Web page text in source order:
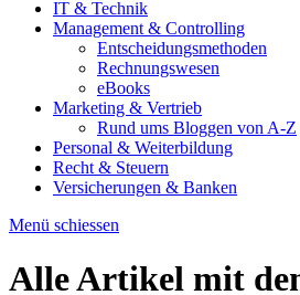
IT & Technik
Management & Controlling
Entscheidungsmethoden
Rechnungswesen
eBooks
Marketing & Vertrieb
Rund ums Bloggen von A-Z
Personal & Weiterbildung
Recht & Steuern
Versicherungen & Banken
Menü schiessen
Alle Artikel mit